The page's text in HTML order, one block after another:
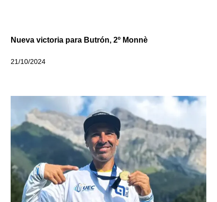
Nueva victoria para Butrón, 2º Monnè
21/10/2024